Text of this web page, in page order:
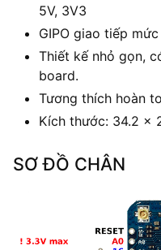
5V, 3V3
GIPO giao tiếp
Thiết kế nhỏ gọn,
board.
Tương thích hoàn
Kích thước: 34.2 x
SƠ ĐỒ CHÂN